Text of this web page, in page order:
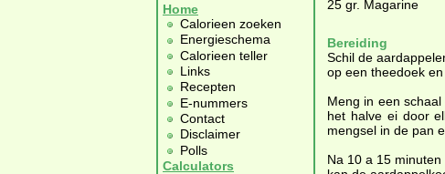
Home
Calorieen zoeken
Energieschema
Calorieen teller
Links
Recepten
E-nummers
Contact
Disclaimer
Polls
Calculators
25 gr. Magarine
Bereiding
Schil de
op een theedoek
Meng in een
het halve ei door
mengsel in de pan
Na 10 a 15